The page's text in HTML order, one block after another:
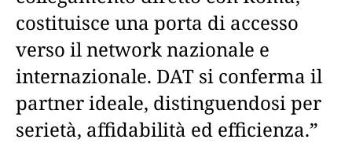
costituisce una porta di accesso
verso il network nazionale e
internazionale. DAT si conferma il
partner ideale, distinguendosi per
serietà, affidabilità ed efficienza.”